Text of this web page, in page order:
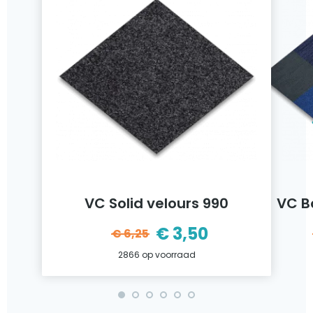
VC Solid velours 990
€6,25
Oorspronkelijke
prijs
was:
€3,50
Huidige
prijs
is:
2866 op voorraad
VC